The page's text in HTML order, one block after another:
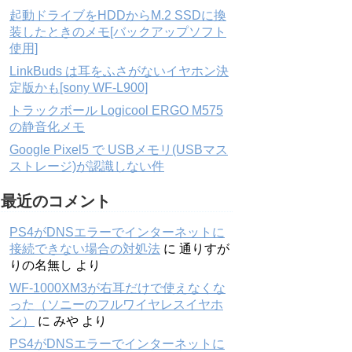
起動ドライブをHDDからM.2 SSDに換
装したときのメモ[バックアップソフト
使用]
LinkBuds は耳をふさがないイヤホン決
定版かも[sony WF-L900]
トラックボール Logicool ERGO M575
の静音化メモ
Google Pixel5 で USBメモリ(USBマス
ストレージ)が認識しない件
最近のコメント
PS4がDNSエラーでインターネットに
接続できない場合の対処法 に 通りすが
りの名無し より
WF-1000XM3が右耳だけで使えなくな
った（ソニーのフルワイヤレスイヤホ
ン）
に みや より
PS4がDNSエラーでインターネットに